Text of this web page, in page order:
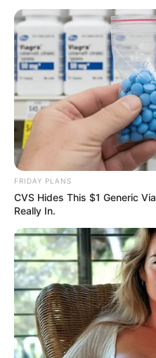
FRIDAY PLANS
CVS Hides This $1 Generic
Really In.